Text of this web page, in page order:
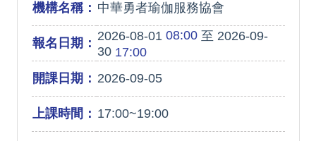
機構名稱： 中華勇者瑜伽服務協會
報名日期： 2026-08-01 08:00至 2026-09-
3017:00
開課日期： 2026-09-05
上課時間： 17:00~19:00